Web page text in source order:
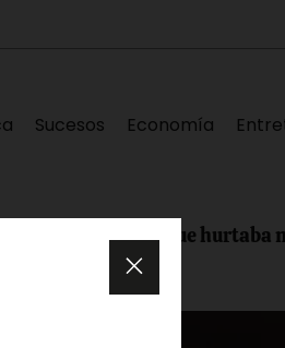
Sucesos Economía
que hurtaba